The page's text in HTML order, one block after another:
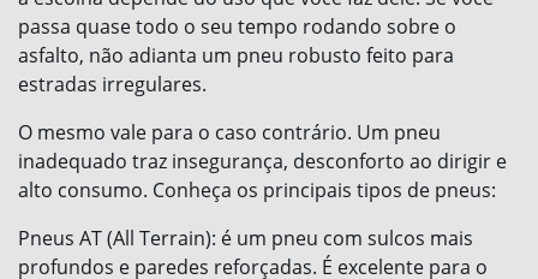
passa quase todo o seu tempo rodando sobre o
asfalto, não adianta um pneu robusto feito para
estradas irregulares.
O mesmo vale para o caso contrário. Um pneu
inadequado traz insegurança, desconforto ao dirigir e
alto consumo. Conheça os principais tipos de pneus:
Pneus AT (All Terrain): é um pneu com sulcos mais
profundos e paredes reforçadas. É excelente para o